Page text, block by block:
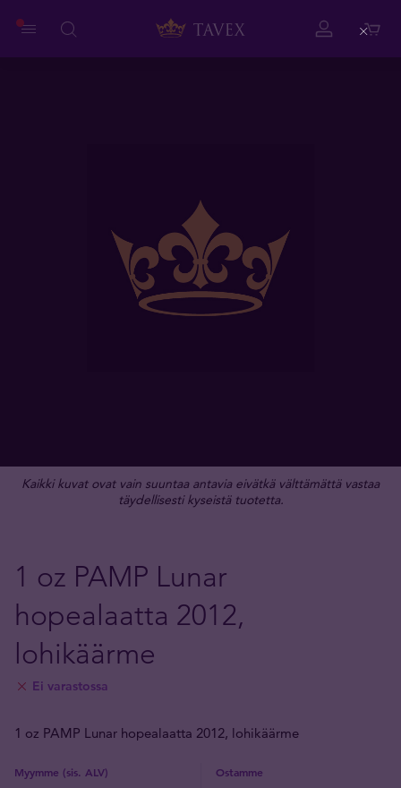
Kaikki kuvat ovat vain suuntaa antavia eivätkä välttämättä vastaa
täydellisesti kyseistä tuotetta.
1 oz PAMP Lunar
hopealaatta 2012,
lohikäärme
Ei varastossa
1 oz PAMP Lunar hopealaatta 2012, lohikäärme
Myymme (sis. ALV) Ostamme
Close